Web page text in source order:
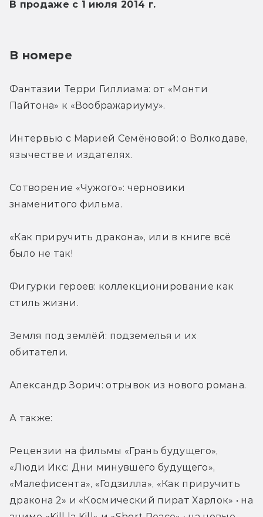
В продаже с 1 июля 2014 г.
В номере
Фантазии Терри Гиллиама: от «Монти
Пайтона» к «Воображариуму».
Интервью с Марией Семёновой: о Волкодаве,
язычестве и издателях.
Сотворение «Чужого»: черновики
знаменитого фильма.
«Как приручить дракона», или в книге всё
было не так!
Фигурки героев: коллекционирование как
стиль жизни.
Земля под землёй: подземелья и их
обитатели.
Александр Зорич: отрывок из нового романа.
А также:
Рецензии на фильмы «Грань будущего»,
«Люди Икс: Дни минувшего будущего»,
«Малефисента», «Годзилла», «Как приручить
дракона 2» и «Космический пират Харлок» • на